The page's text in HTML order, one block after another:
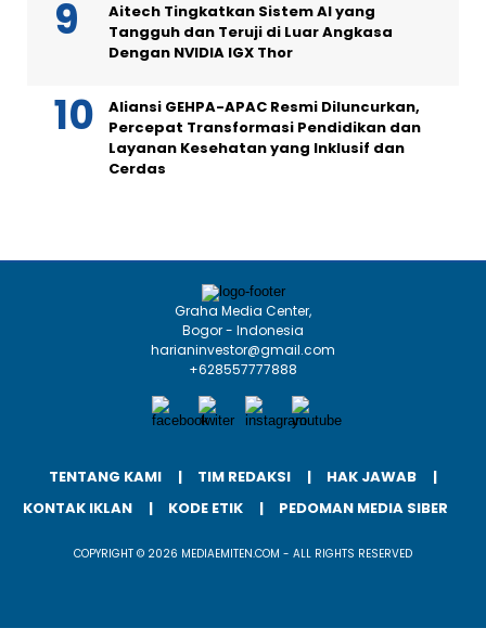
Aitech Tingkatkan Sistem AI yang
Tangguh dan Teruji di Luar Angkasa
Dengan NVIDIA IGX Thor
Aliansi GEHPA-APAC Resmi Diluncurkan,
Percepat Transformasi Pendidikan dan
Layanan Kesehatan yang Inklusif dan
Cerdas
Graha Media Center,
Bogor - Indonesia
harianinvestor@gmail.com
+628557777888
TENTANG KAMI TIM REDAKSI
HAK JAWAB
KONTAK IKLAN
KODE ETIK PEDOMAN MEDIA SIBER
COPYRIGHT © 2026 MEDIAEMITEN.COM - ALL RIGHTS RESERVED